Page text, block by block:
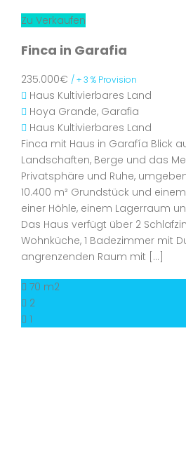
Zu Verkaufen
Finca in Garafia
235.000€ / + 3 % Provision
Haus Kultivierbares Land
Hoya Grande, Garafia
Haus Kultivierbares Land
Finca mit Haus in Garafía Blick
Landschaften, Berge und das
Privatsphäre und Ruhe,
10.400 m² Grundstück und
einer Höhle, einem Lagerraum
Das Haus verfügt über 2
Wohnküche, 1 Badezimmer mit
angrenzenden Raum mit […]
70 m2
2
1